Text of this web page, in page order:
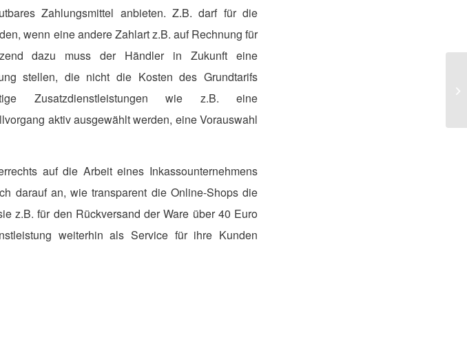
Zahlungsmittel anbieten. Z.B. darf für die
wenn eine andere Zahlart z.B. auf Rechnung für
dazu muss der Händler in Zukunft eine
stellen, die nicht die Kosten des Grundtarifs
Zusatzdienstleistungen wie z.B. eine
aktiv ausgewählt werden, eine Vorauswahl
auf die Arbeit eines Inkassounternehmens
darauf an, wie transparent die Online-Shops die
z.B. für den Rückversand der Ware über 40 Euro
weiterhin als Service für ihre Kunden